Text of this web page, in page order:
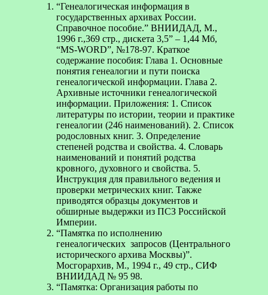
“Генеалогическая информация в
государственных архивах России.
Справочное пособие.” ВНИИДАД, М.,
1996 г.,369 стр., дискета 3,5” – 1,44 Мб,
“MS-WORD”, №178-97. Краткое
содержание пособия: Глава 1. Основные
понятия генеалогии и пути поиска
генеалогической информации. Глава 2.
Архивные источники генеалогической
информации. Приложения: 1. Список
литературы по истории, теории и практике
генеалогии (246 наименований). 2. Cписок
родословных книг. 3. Определение
степеней родства и свойства. 4. Cловарь
наименований и понятий родства
кровного, духовного и свойства. 5.
Инструкция для правильного ведения и
проверки метрических книг. Также
приводятся образцы документов и
обширные выдержки из ПСЗ Российской
Империи.
“Памятка по исполнению
генеалогических запросов (Центрального
исторического архива Москвы)”.
Мосгорархив, М., 1994 г., 49 стр., CИФ
ВНИИДАД № 95 98.
“Памятка: Организация работы по